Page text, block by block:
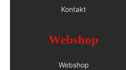
Kontakt
Webshop
Webshop